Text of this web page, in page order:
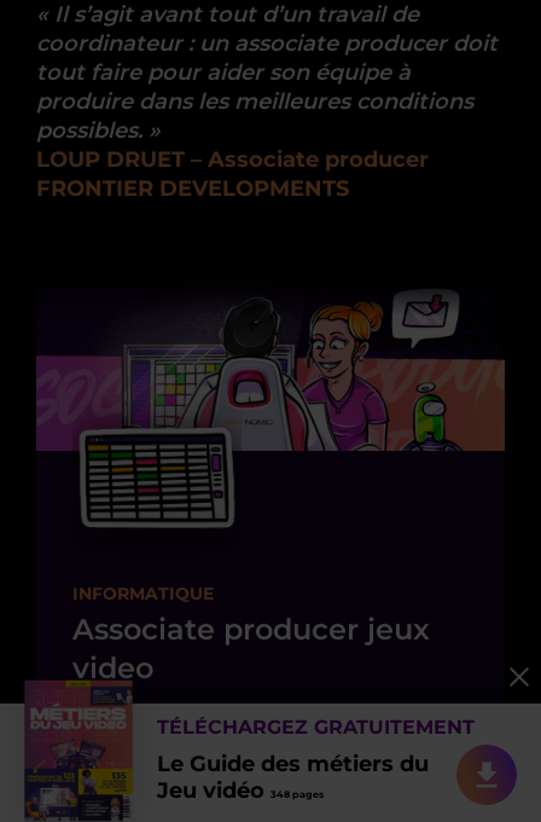
« Il s’agit avant tout d’un travail de
coordinateur : un associate producer doit
tout faire pour aider son équipe à
produire dans les meilleures conditions
possibles. »
LOUP DRUET – Associate producer
FRONTIER DEVELOPMENTS
INFORMATIQUE
Associate producer jeux
video
TÉLÉCHARGEZ GRATUITEMENT
Le Guide des métiers du
Jeu vidéo 348 pages